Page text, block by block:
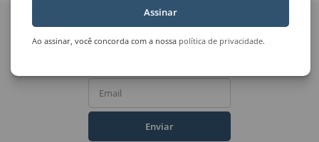
Assinar
Ao assinar, você concorda com a nossa política de privacidade.
Quer receber novidades
do Leilão de Arte?
Email
Enviar